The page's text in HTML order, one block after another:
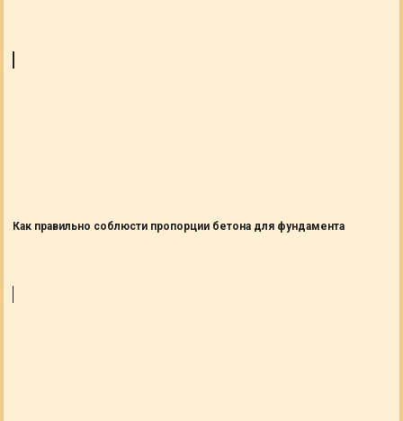
Как правильно соблюсти пропорции бетона для фундамента